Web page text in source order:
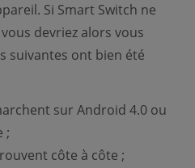
Si Smart Switch ne
devriez alors vous
suivantes ont bien été
sur Android 4.0 ou
;
côte à côte ;